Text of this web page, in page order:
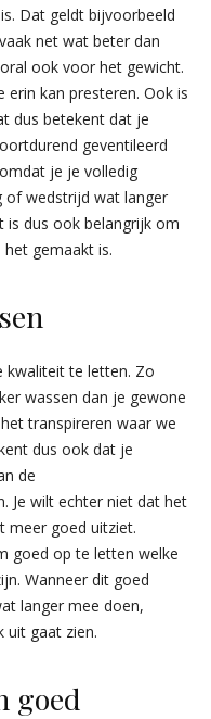
Dat geldt bijvoorbeeld
net wat beter dan
ook voor het gewicht.
kan presteren. Ook is
dus betekent dat je
geventileerd
je je volledig
of wedstrijd wat langer
is dus ook belangrijk om
gemaakt is.
kwaliteit te letten. Zo
wassen dan je gewone
transpireren waar we
dus ook dat je
de
Je wilt echter niet dat het
meer goed uitziet.
goed op te letten welke
Wanneer dit goed
langer mee doen,
uit gaat zien.
goed